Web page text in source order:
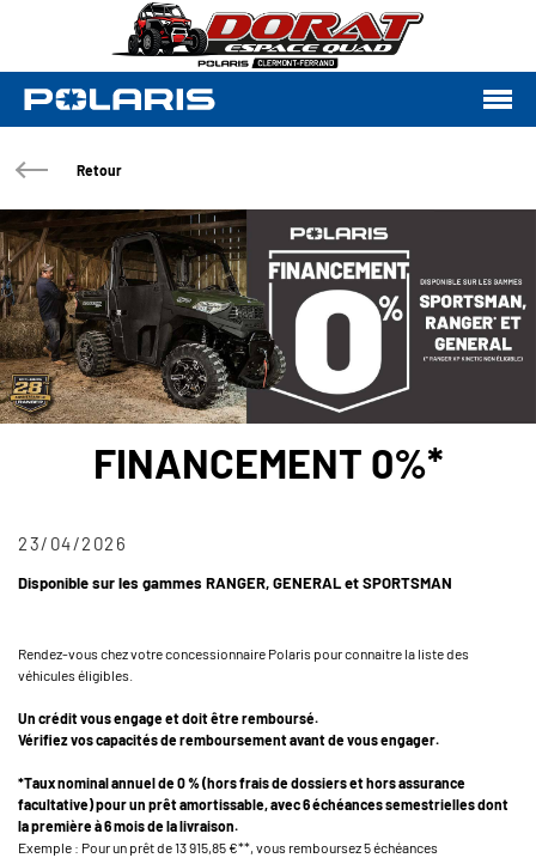
Retour
FINANCEMENT 0%*
23/04/2026
Disponible sur les gammes RANGER, GENERAL et SPORTSMAN
Rendez-vous chez votre concessionnaire Polaris pour connaitre la liste des
véhicules éligibles.
Un crédit vous engage et doit être remboursé.
Vérifiez vos capacités de remboursement avant de vous engager.
*Taux nominal annuel de 0 % (hors frais de dossiers et hors assurance
facultative) pour un prêt amortissable, avec 6 échéances semestrielles dont
la première à 6 mois de la livraison.
Exemple : Pour un prêt de 13 915,85 €**, vous remboursez 5 échéances